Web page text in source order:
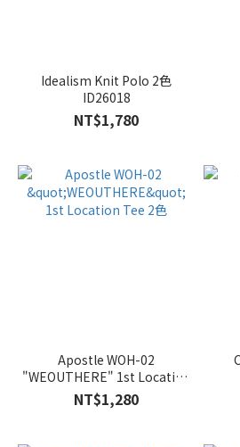
Idealism Knit Polo 2色
ID26018
NT$1,780
Apostle WOH-02
"WEOUTHERE" 1st Location
Tee 2色
NT$1,280